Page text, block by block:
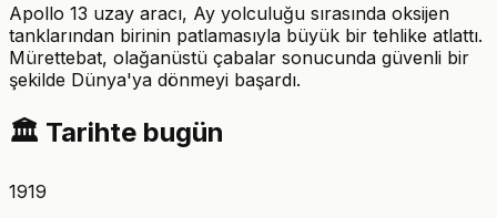
Apollo 13 uzay aracı, Ay yolculuğu sırasında oksijen
tanklarından birinin patlamasıyla büyük bir tehlike atlattı.
Mürettebat, olağanüstü çabalar sonucunda güvenli bir
şekilde Dünya'ya dönmeyi başardı.
🏛️ Tarihte bugün
1919